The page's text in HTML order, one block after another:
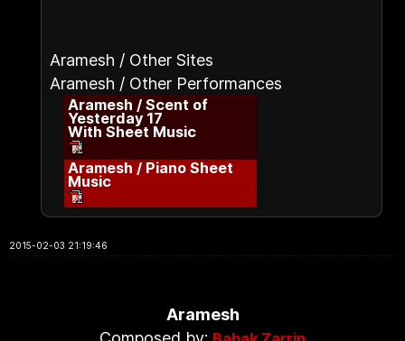
Aramesh / Other Sites
Aramesh / Other Performances
Aramesh / Scent of
Yesterday 17
With Sheet Music
Aramesh / Piano Sheet
Music
2015-02-03 21:19:46
Aramesh